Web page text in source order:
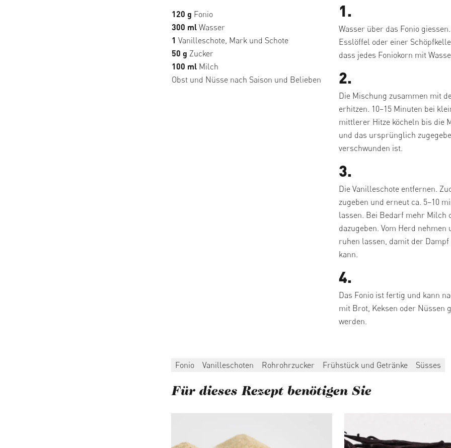
120 g Fonio
300 ml Wasser
1 Vanilleschote, Mark und Schote
50 g Zucker
100 ml Milch
Obst und Nüsse nach Saison und Belieben
1.
Wasser über das Fonio
Esslöffel oder einer
dass jedes Foniokorn mit
2.
Die Mischung zusammen mit
erhitzen. 10–15 Minuten bei
mittlerer Hitze köcheln bis die
und das ursprünglich
verschwunden ist.
3.
Die Vanilleschote entfernen.
zugeben und erneut ca. 5–10
lassen. Bei Bedarf mehr Milch
dazugeben. Vom Herd nehmen
ruhen lassen, damit der Dampf
kann.
4.
Das Fonio ist fertig und kann
mit Brot, Keksen oder Nüssen
werden.
Fonio Vanilleschoten Rohrohrzucker Frühstück und Getränke Süsses
Für dieses Rezept benötigen Sie